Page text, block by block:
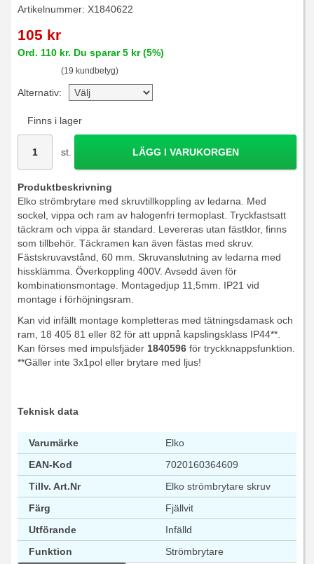
Artikelnummer: X1840622
105 kr
Ord. 110 kr. Du sparar5 kr(5%)
(19 kundbetyg)
Alternativ:
Finns i lager
st. LÄGG I VARUKORGEN
Produktbeskrivning
Elko strömbrytare med skruvtillkoppling av ledarna. Med
sockel, vippa och ram av halogenfri termoplast. Tryckfastsatt
täckram och vippa är standard. Levereras utan fästklor, finns
som tillbehör. Täckramen kan även fästas med skruv.
Fästskruvavstånd, 60 mm. Skruvanslutning av ledarna med
hissklämma. Överkoppling 400V. Avsedd även för
kombinationsmontage. Montagedjup 11,5mm. IP21 vid
montage i förhöjningsram.
Kan vid infällt montage kompletteras med tätningsdamask och
ram, 18 405 81 eller 82 för att uppnå kapslingsklass IP44**.
Kan förses med impulsfjäder 1840596 för tryckknappsfunktion.
**Gäller inte 3x1pol eller brytare med ljus!
Teknisk data
Varumärke
Elko
EAN-Kod
7020160364609
Tillv. Art.Nr
Elko strömbrytare skruv
Färg
Fjällvit
Utförande
Infälld
Funktion
Strömbrytare